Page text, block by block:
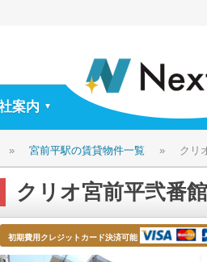
案内 ▼
宮前平駅の賃貸物件一覧 » クリ
クリオ宮前平弐番
初期費用クレジットカード決済可能